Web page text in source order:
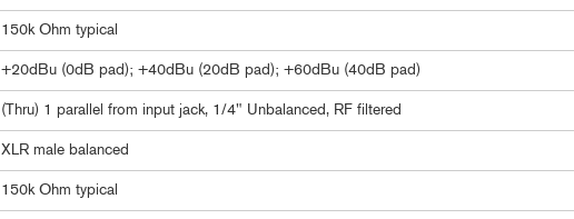
150k Ohm typical
+20dBu (0dB pad); +40dBu (20dB pad); +60dBu (40dB pad)
(Thru) 1 parallel from input jack, 1/4" Unbalanced, RF filtered
XLR male balanced
150k Ohm typical